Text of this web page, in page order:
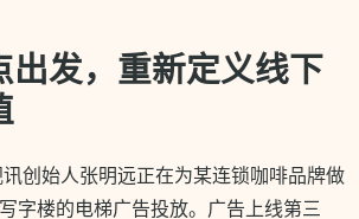
出发，重新定义线下
创始人张明远正在为某连锁咖啡品牌做
字楼的电梯广告投放。广告上线第三